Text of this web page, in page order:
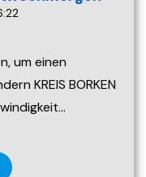
um einen
KREIS BORKEN